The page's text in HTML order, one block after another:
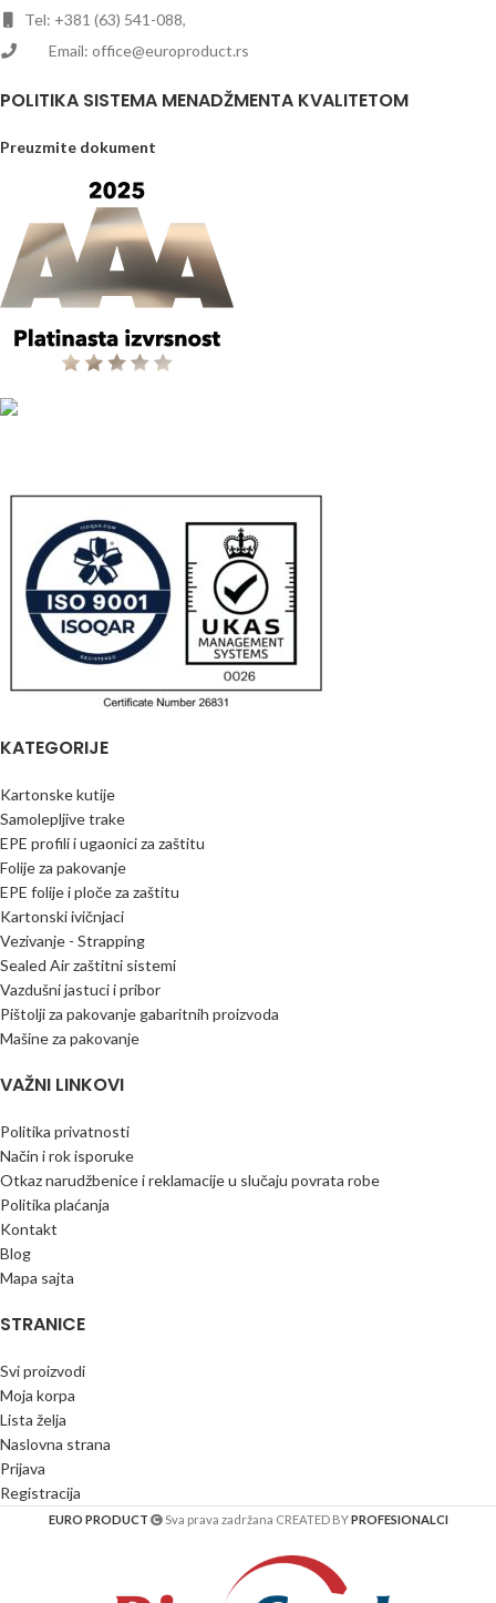
Tel: +381 (63) 541-088,
Email: office@europroduct.rs
POLITIKA SISTEMA MENADŽMENTA KVALITETOM
Preuzmite dokument
KATEGORIJE
Kartonske kutije
Samolepljive trake
EPE profili i ugaonici za zaštitu
Folije za pakovanje
EPE folije i ploče za zaštitu
Kartonski ivičnjaci
Vezivanje - Strapping
Sealed Air zaštitni sistemi
Vazdušni jastuci i pribor
Pištolji za pakovanje gabaritnih proizvoda
Mašine za pakovanje
VAŽNI LINKOVI
Politika privatnosti
Način i rok isporuke
Otkaz narudžbenice i reklamacije u slučaju povrata robe
Politika plaćanja
Kontakt
Blog
Mapa sajta
STRANICE
Svi proizvodi
Moja korpa
Lista želja
Naslovna strana
Prijava
Registracija
EURO PRODUCT Sva prava zadržana CREATED BYPROFESIONALCI